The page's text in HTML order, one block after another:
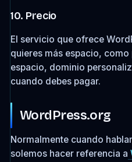
10. Precio
El servicio que ofrece
quieres más espacio,
espacio, dominio
cuando debes pagar.
WordPress.org
Normalmente cuando
solemos hacer referencia a